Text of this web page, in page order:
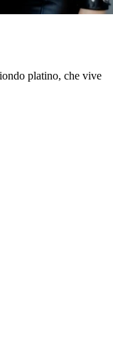
platino, che vive